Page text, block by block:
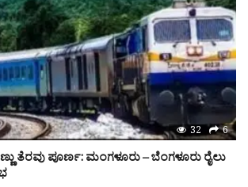
32 6
ತೆರವು ಪೂರ್ಣ: ಮಂಗಳೂರು – ಬೆಂಗಳೂರು ರೈಲು